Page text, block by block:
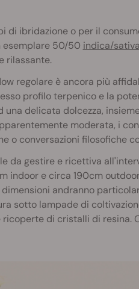
di ibridazione o per il
esemplare 50/50 indica/sativa
rilassante.
regolare è ancora più
profilo terpenico e la
delicata dolcezza,
moderata, i
o conversazioni filosofiche
da gestire e ricettiva
indoor e circa 190cm
andranno
sotto lampade di
di cristalli di resina.